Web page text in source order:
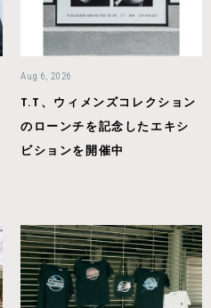
Aug 6, 2026
T.T、ウィメンズコレクション
のローンチを記念したエキシ
ビションを開催中